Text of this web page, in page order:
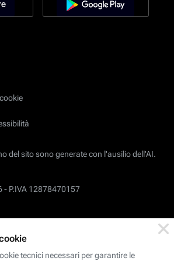
del sito sono generate con l'ausilio dell'AI.
- P.IVA 12878470157